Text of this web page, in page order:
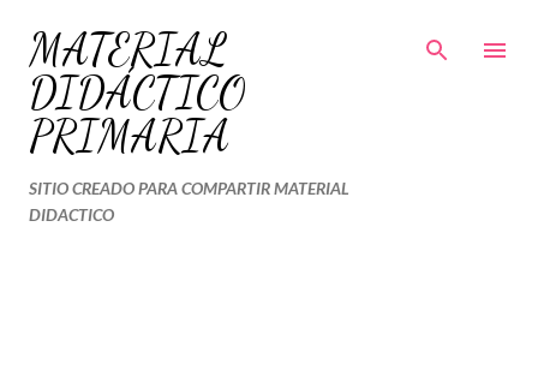
Ir al contenido principal
MATERIAL
DIDÁCTICO
PRIMARIA
SITIO CREADO PARA COMPARTIR MATERIAL
DIDACTICO